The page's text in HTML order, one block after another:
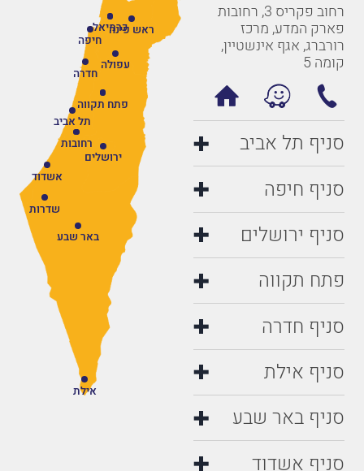
רחוב פקריס 3, רחובות
פארק המדע, מרכז
רורברג, אגף אינשטיין,
קומה 5
סניף תל אביב
סניף חיפה
סניף ירושלים
פתח תקווה
סניף חדרה
סניף אילת
סניף באר שבע
סניף אשדוד
רחובות
תל אביב
חיפה
ירושלים
פתח תקווה
חדרה
אילת
באר שבע
אשדוד
שדרות
עפולה
ראש פינהכרמיאל